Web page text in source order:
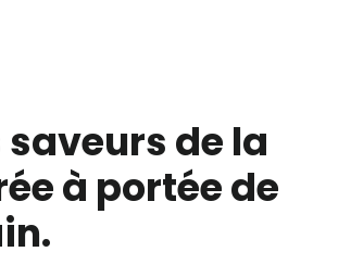
saveurs de la
à portée de